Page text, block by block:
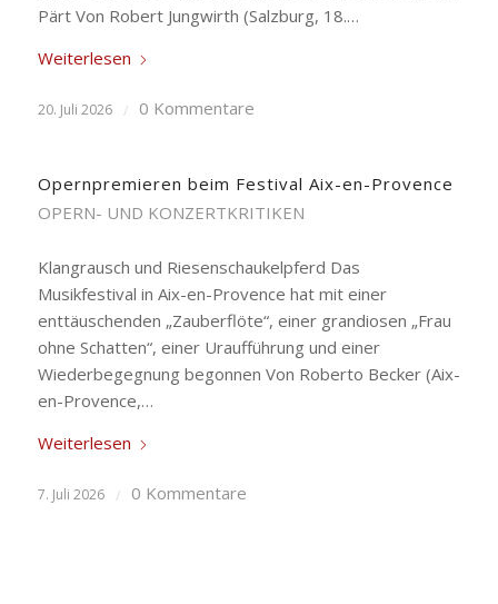
Pärt Von Robert Jungwirth (Salzburg, 18.…
Weiterlesen
20. Juli 2026 / 0 Kommentare
Opernpremieren beim Festival Aix-en-Provence
OPERN- UND KONZERTKRITIKEN
Klangrausch und Riesenschaukelpferd Das
Musikfestival in Aix-en-Provence hat mit einer
enttäuschenden „Zauberflöte“, einer grandiosen „Frau
ohne Schatten“, einer Uraufführung und einer
Wiederbegegnung begonnen Von Roberto Becker (Aix-
en-Provence,…
Weiterlesen
7. Juli 2026 / 0 Kommentare